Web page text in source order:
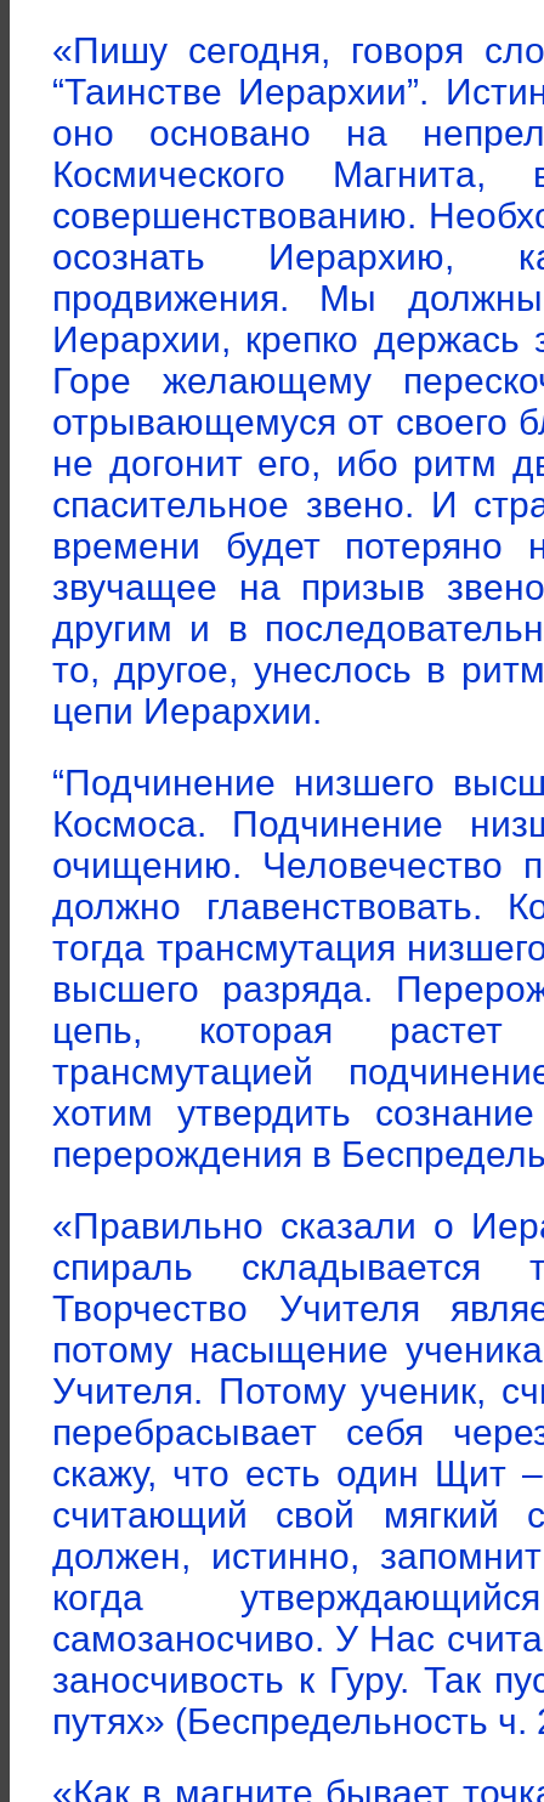
«Пишу сегодня, говоря
“Таинстве Иерархии”.
оно основано на
Космического
совершенствованию.
осознать Иерархию,
продвижения. Мы
Иерархии, крепко
Горе желающему
отрывающемуся от своего
не догонит его, ибо ритм
спасительное звено. И
времени будет
звучащее на призыв
другим и в
то, другое, унеслось в
цепи Иерархии.
“Подчинение низшего
Космоса. Подчинение
очищению. Человечество
должно главенствовать.
тогда трансмутация
высшего разряда.
цепь, которая растет
трансмутацией
хотим утвердить
перерождения в
«Правильно сказали о
спираль складывается
Творчество Учителя
потому насыщение
Учителя. Потому ученик,
перебрасывает себя
скажу, что есть один Щит
считающий свой мягкий
должен, истинно,
когда
самозаносчиво. У Нас
заносчивость к Гуру. Так
путях» (Беспредельность ч.
«Как в магните бывает